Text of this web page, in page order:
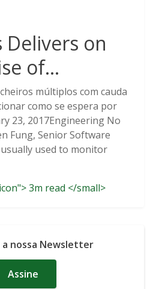
Delivers on
of
Datamúltiplos com cauda
como se espera por
23, 2017Engineering No
Fung, Senior Software
used to monitor
3m read </small>
a nossa Newsletter
Assine